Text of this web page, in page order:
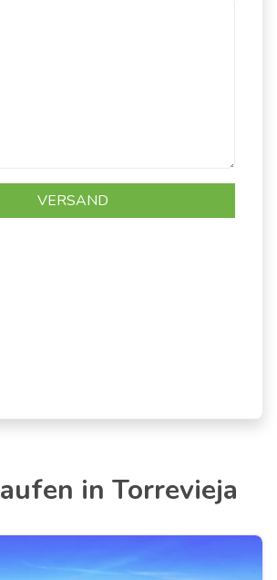
in Torrevieja